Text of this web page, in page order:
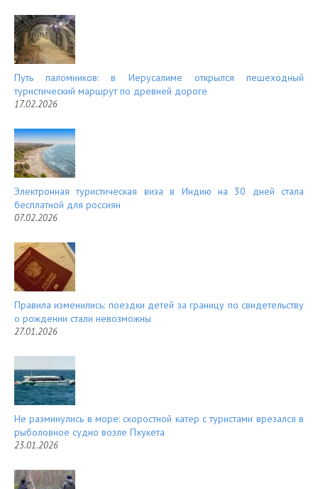
Путь паломников: в Иерусалиме открылся пешеходный
туристический маршрут по древней дороге
17.02.2026
Электронная туристическая виза в Индию на 30 дней стала
бесплатной для россиян
07.02.2026
Правила изменились: поездки детей за границу по свидетельству
о рождении стали невозможны
27.01.2026
Не разминулись в море: скоростной катер с туристами врезался в
рыболовное судно возле Пхукета
23.01.2026